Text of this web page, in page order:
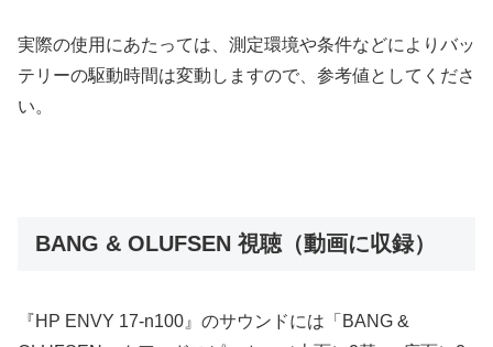
実際の使用にあたっては、測定環境や条件などによりバッ
テリーの駆動時間は変動しますので、参考値としてくださ
い。
BANG & OLUFSEN 視聴（動画に収録）
『HP ENVY 17-n100』のサウンドには「BANG &